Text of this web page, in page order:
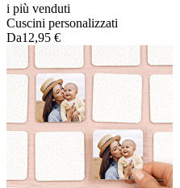
i più venduti
Cuscini personalizzati
Da12,95 €